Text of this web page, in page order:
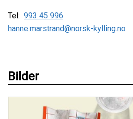
Tel: 993 45 996
hanne.marstrand@norsk-kylling.no
Bilder